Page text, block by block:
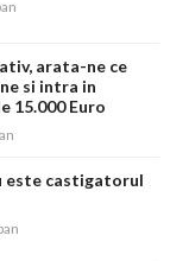
arata-ne ce
si intra in
15.000 Euro
este castigatorul